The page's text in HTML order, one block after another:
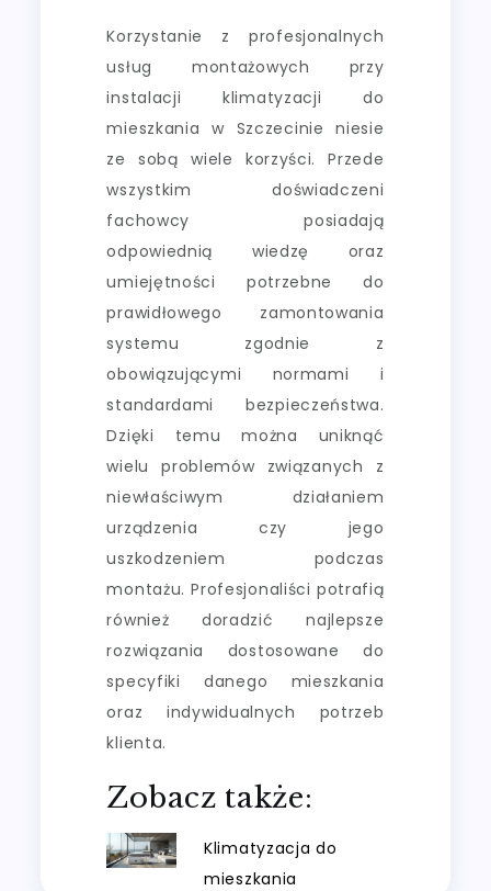
Korzystanie z profesjonalnych
usług montażowych przy
instalacji klimatyzacji do
mieszkania w Szczecinie niesie
ze sobą wiele korzyści. Przede
wszystkim doświadczeni
fachowcy posiadają
odpowiednią wiedzę oraz
umiejętności potrzebne do
prawidłowego zamontowania
systemu zgodnie z
obowiązującymi normami i
standardami bezpieczeństwa.
Dzięki temu można uniknąć
wielu problemów związanych z
niewłaściwym działaniem
urządzenia czy jego
uszkodzeniem podczas
montażu. Profesjonaliści potrafią
również doradzić najlepsze
rozwiązania dostosowane do
specyfiki danego mieszkania
oraz indywidualnych potrzeb
klienta.
Zobacz także:
Klimatyzacja do
mieszkania